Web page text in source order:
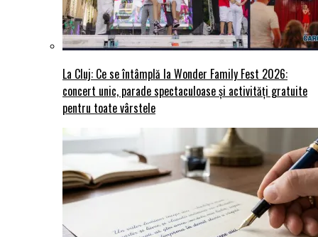
La Cluj: Ce se întâmplă la Wonder Family Fest 2026:
concert unic, parade spectaculoase și activități gratuite
pentru toate vârstele